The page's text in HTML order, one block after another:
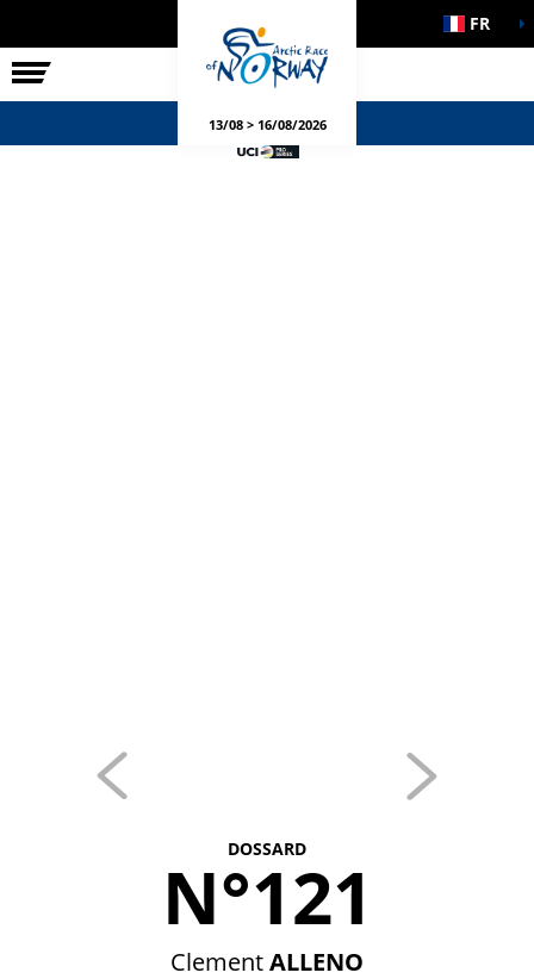
COURSE FR
13/08 > 16/08/2026
DOSSARD
N°121
ClementALLENO